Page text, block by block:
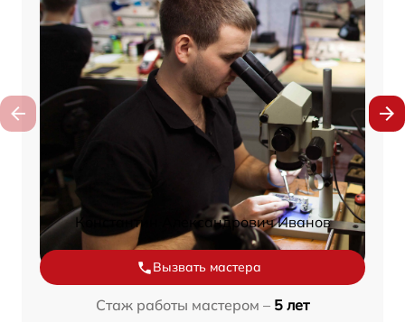
Константин Александрович Иванов
Вызвать мастера
Стаж работы мастером – 5 лет